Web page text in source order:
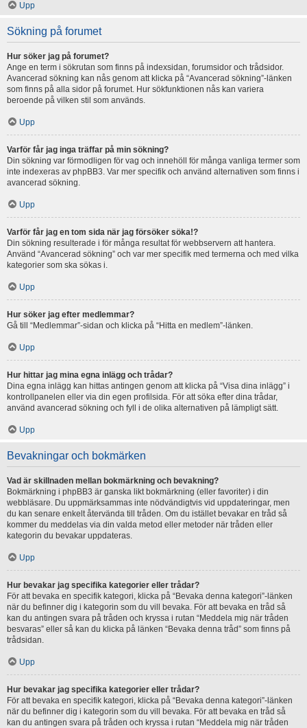
Upp
Sökning på forumet
Hur söker jag på forumet?
Ange en term i sökrutan som finns på indexsidan, forumsidor och trådsidor.
Avancerad sökning kan nås genom att klicka på “Avancerad sökning”-länken
som finns på alla sidor på forumet. Hur sökfunktionen nås kan variera
beroende på vilken stil som används.
Upp
Varför får jag inga träffar på min sökning?
Din sökning var förmodligen för vag och innehöll för många vanliga termer som
inte indexeras av phpBB3. Var mer specifik och använd alternativen som finns i
avancerad sökning.
Upp
Varför får jag en tom sida när jag försöker söka!?
Din sökning resulterade i för många resultat för webbservern att hantera.
Använd “Avancerad sökning” och var mer specifik med termerna och med vilka
kategorier som ska sökas i.
Upp
Hur söker jag efter medlemmar?
Gå till “Medlemmar”-sidan och klicka på “Hitta en medlem”-länken.
Upp
Hur hittar jag mina egna inlägg och trådar?
Dina egna inlägg kan hittas antingen genom att klicka på “Visa dina inlägg” i
kontrollpanelen eller via din egen profilsida. För att söka efter dina trådar,
använd avancerad sökning och fyll i de olika alternativen på lämpligt sätt.
Upp
Bevakningar och bokmärken
Vad är skillnaden mellan bokmärkning och bevakning?
Bokmärkning i phpBB3 är ganska likt bokmärkning (eller favoriter) i din
webbläsare. Du uppmärksammas inte nödvändigtvis vid uppdateringar, men
du kan senare enkelt återvända till tråden. Om du istället bevakar en tråd så
kommer du meddelas via din valda metod eller metoder när tråden eller
kategorin du bevakar uppdateras.
Upp
Hur bevakar jag specifika kategorier eller trådar?
För att bevaka en specifik kategori, klicka på “Bevaka denna kategori”-länken
när du befinner dig i kategorin som du vill bevaka. För att bevaka en tråd så
kan du antingen svara på tråden och kryssa i rutan “Meddela mig när tråden
besvaras” eller så kan du klicka på länken “Bevaka denna tråd” som finns på
trådsidan.
Upp
Hur bevakar jag specifika kategorier eller trådar?
För att bevaka en specifik kategori, klicka på “Bevaka denna kategori”-länken
när du befinner dig i kategorin som du vill bevaka. För att bevaka en tråd så
kan du antingen svara på tråden och kryssa i rutan “Meddela mig när tråden